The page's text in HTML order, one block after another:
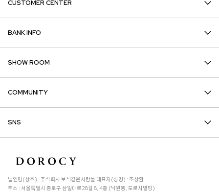
CUSTOMER CENTER
BANK INFO
SHOW ROOM
COMMUNITY
SNS
법인명(상호) : 주식회사 보석같은사람들 대표자(성명) : 조상환
주소 : 서울특별시 종로구 삼일대로28길 8, 4층 (낙원동, 도로시빌딩)